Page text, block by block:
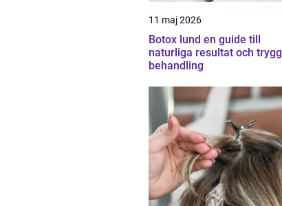
11 maj 2026
Botox lund en guide till
naturliga resultat och trygg
behandling